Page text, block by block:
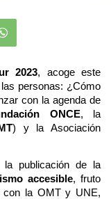
2023, acoge este
personas: ¿Cómo
con la agenda de
ONCE, la
) y la Asociación
la publicación de la
accesible, fruto
con la OMT y UNE,